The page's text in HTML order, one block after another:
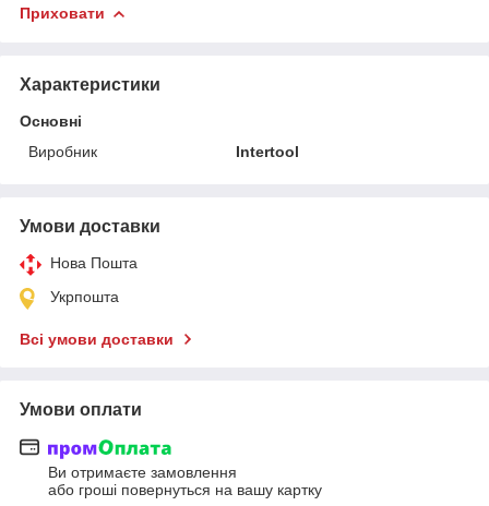
Приховати
Характеристики
Основні
Виробник
Intertool
Умови доставки
Нова Пошта
Укрпошта
Всі умови доставки
Умови оплати
Ви отримаєте замовлення
або гроші повернуться на вашу картку